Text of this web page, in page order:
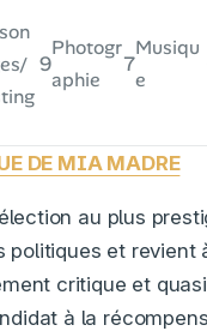
9
Photogr
aphie
7
Musiqu
e
DE MIA MADRE
au plus
politiques et revient
critique et
à la